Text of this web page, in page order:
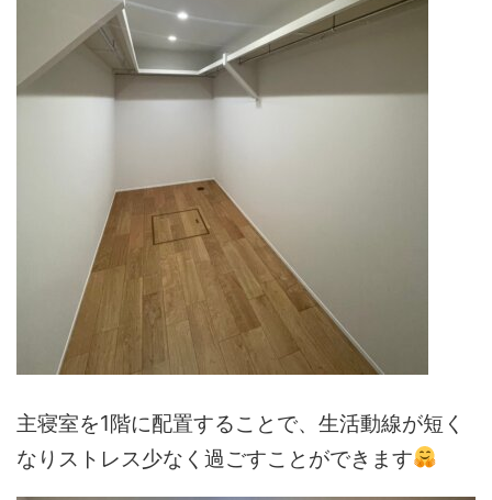
主寝室を1階に配置することで、生活動線が短く
なりストレス少なく過ごすことができます